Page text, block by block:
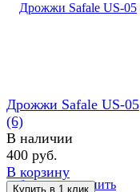
избранное сравнить
Дрожжи Safale US-05
(6)
В наличии
400 руб.
В корзину